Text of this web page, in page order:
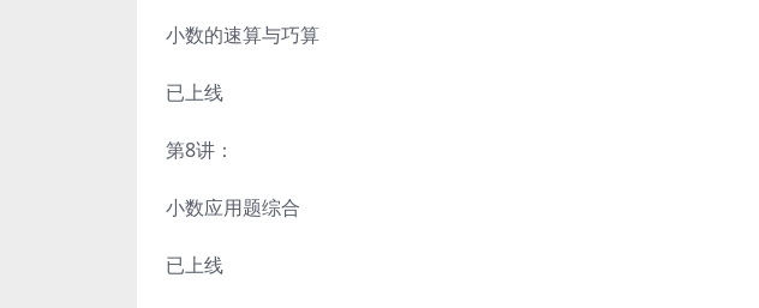
小数的速算与巧算
已上线
第8讲：
小数应用题综合
已上线